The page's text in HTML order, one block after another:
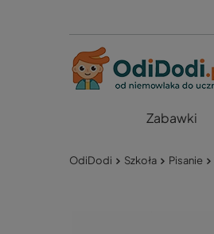
Zabawki
OdiDodi Szkoła Pisanie